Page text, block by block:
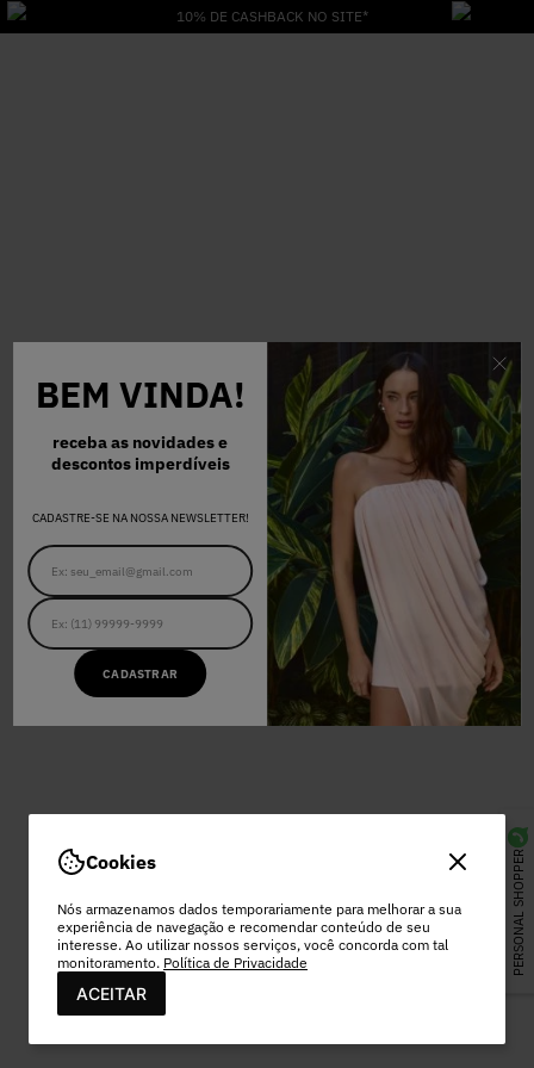
Cookies
Nós armazenamos dados temporariamente para melhorar a sua
experiência de navegação e recomendar conteúdo de seu
interesse. Ao utilizar nossos serviços, você concorda com tal
monitoramento. Política de Privacidade
ACEITAR
BEM VINDA!
receba as novidades e
descontos imperdíveis
CADASTRE-SE NA NOSSA NEWSLETTER!
CADASTRAR
10% DE CASHBACK NO SITE*
PERSONAL SHOPPER